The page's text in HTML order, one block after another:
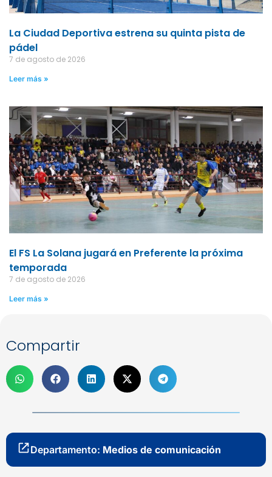
La Ciudad Deportiva estrena su quinta pista de
pádel
7 de agosto de 2026
Leer más »
El FS La Solana jugará en Preferente la próxima
temporada
7 de agosto de 2026
Leer más »
Compartir
Departamento: Medios de comunicación